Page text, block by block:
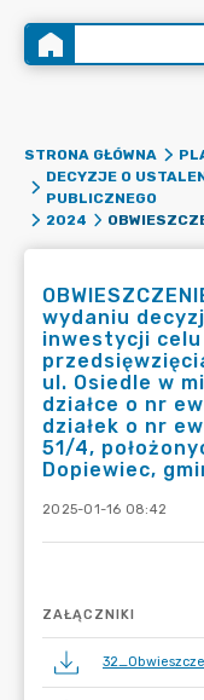
STRONA GŁÓWNA
DECYZJE O
PUBLICZNEGO
2024
wydaniu
inwestycji
ul. Osiedle w
działce o nr
działek o nr
51/4,
Dopiewiec,
2025-01-16 08:42
ZAŁĄCZNIKI